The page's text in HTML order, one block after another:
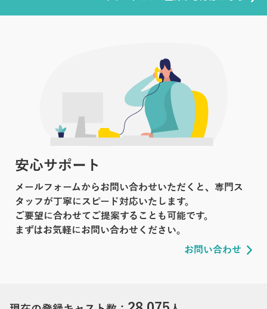
安心サポート
メールフォームからお問い合わせいただくと、専門ス
タッフが丁寧にスピード対応いたします。
ご要望に合わせてご提案することも可能です。
まずはお気軽にお問い合わせください。
お問い合わせ